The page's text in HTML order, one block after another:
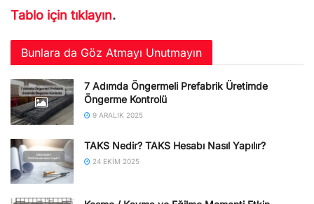
Tablo için tıklayın.
Bunlara da Göz Atmayı Unutmayın
7 Adımda Öngermeli Prefabrik Üretimde
Öngerme Kontrolü
9 ARALIK 2025
TAKS Nedir? TAKS Hesabı Nasıl Yapılır?
24 EKIM 2025